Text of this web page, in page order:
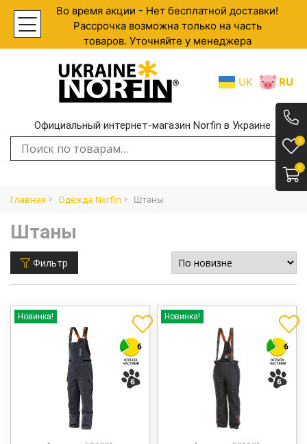
Во время акции - Нет бесплатной доставки!
Рассрочка возможна только на часть
товаров. Уточняйте у менеджера
UK RU
Официальный интернет-магазин Norfin в Украине
Искать:
Главная Одежда Norfin Штаны
0
0
Штаны
Фильтр
Новинка! Новинка!